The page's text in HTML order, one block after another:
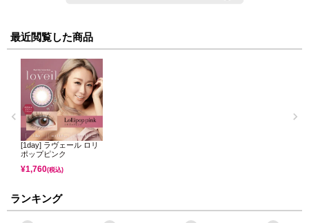
最近閲覧した商品
[1day] ラヴェール ロリ
ポップピンク
¥1,760(税込)
ランキング